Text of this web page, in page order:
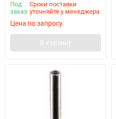
Под
заказ
Сроки поставки
уточняйте у менеджера
Цена по запросу
В корзину